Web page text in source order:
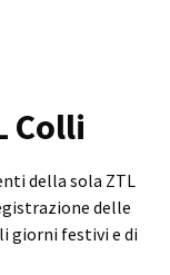
Colli
della sola ZTL
delle
giorni festivi e di